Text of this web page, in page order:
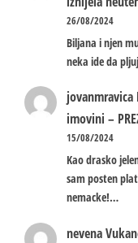
26/08/2024
Biljana i njen
neka ide da
jovanmravica
imovini –
15/08/2024
Kao drasko
sam posten
nemacke!…
nevena